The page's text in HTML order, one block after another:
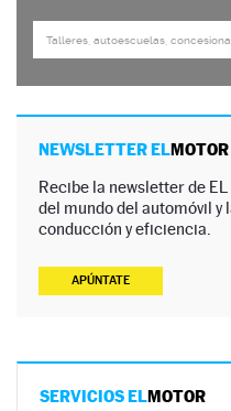
NEWSLETTER ELMOTOR
Recibe la newsletter de
del mundo del automóvil
conducción y eficiencia.
APÚNTATE
SERVICIOS ELMOTOR